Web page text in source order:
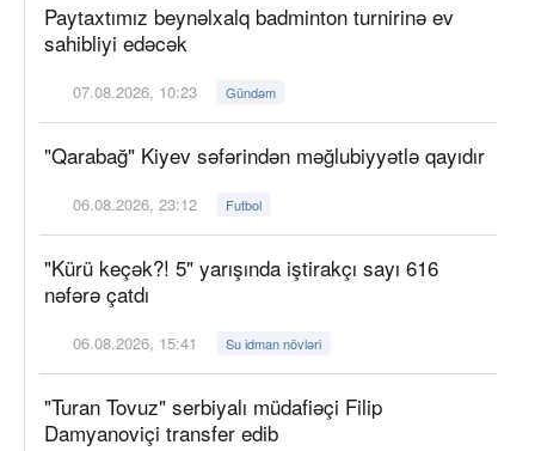
Paytaxtımız beynəlxalq badminton turnirinə ev
sahibliyi edəcək
07.08.2026, 10:23 Gündəm
"Qarabağ" Kiyev səfərindən məğlubiyyətlə qayıdır
06.08.2026, 23:12 Futbol
"Kürü keçək?! 5" yarışında iştirakçı sayı 616
nəfərə çatdı
06.08.2026, 15:41 Su idman növləri
"Turan Tovuz" serbiyalı müdafiəçi Filip
Damyanoviçi transfer edib